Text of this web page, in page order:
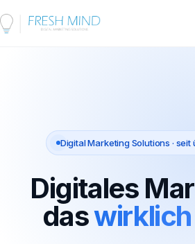
Digital Marketing Solutions · seit
Digitales
das